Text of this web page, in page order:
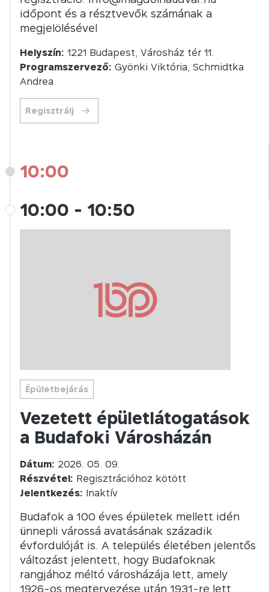
időpont és a résztvevők számának a
megjelölésével
Helyszín: 1221 Budapest, Városház tér 11.
Programszervező: Gyönki Viktória, Schmidtka
Andrea
Regisztrálj
10:00
10:00 - 10:50
Épületbejárás
Vezetett épületlátogatások
a Budafoki Városházán
Dátum: 2026. 05. 09.
Részvétel: Regisztrációhoz kötött
Jelentkezés: Inaktív
Budafok a 100 éves épületek mellett idén
ünnepli várossá avatásának századik
évfordulóját is. A település életében jelentős
változást jelentett, hogy Budafoknak
rangjához méltó városházája lett, amely
1926-os megtervezése után 1931-re lett